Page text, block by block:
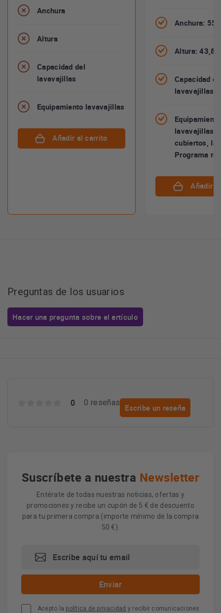
Anchura
Altura
Capacidad del
lavavajillas
Equipamiento lavavajillas
Añadir al carrito
Anchura: 55
Altura: 43,8
Capacidad
lavavajillas:
Equipamiento
lavavajillas:
cubiertos,
Programa
Añadir
Preguntas de los usuarios
Hacer una pregunta sobre el artículo
0 0 reseñas
Escribe un reseña
Suscríbete a nuestra Newsletter
Entérate de todas nuestras noticias, ofertas y
promociones y recibe un cupón de 5 € de descuento
para tu primera compra (importe mínimo de la compra
50 €).
Acepto la política de privacidad y recibir comunicaciones